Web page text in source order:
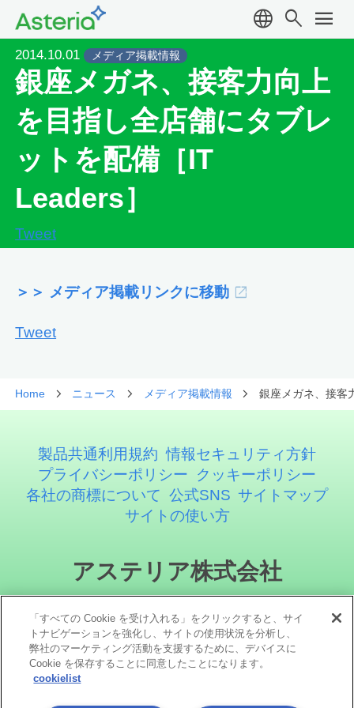
language search menu
2014.10.01 メディア掲載情報
銀座メガネ、接客力向上
を目指し全店舗にタブレ
ットを配備［IT
Leaders］
Tweet
＞＞ メディア掲載リンクに移動
Tweet
Home ニュース メディア掲載情報 銀座メガネ、接客
製品共通利用規約 情報セキュリティ方針
プライバシーポリシー
クッキーポリシー
各社の商標について 公式SNS サイトマップ
サイトの使い方
アステリア株式会社
「すべての Cookie を受け入れる」をクリックすると、サイ
トナビゲーションを強化し、サイトの使用状況を分析し、
弊社のマーケティング活動を支援するために、デバイスに
Cookie を保存することに同意したことになります。
cookielist